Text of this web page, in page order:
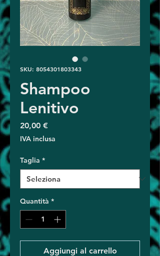
SKU: 8054301803343
Shampoo
Lenitivo
20,00 €
IVA inclusa
Taglia *
Quantità *
Aggiungi al carrello